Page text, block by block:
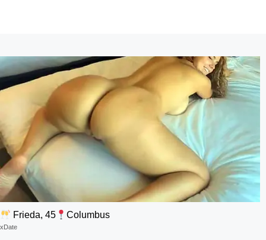
Frieda, 45 Columbus
xDate